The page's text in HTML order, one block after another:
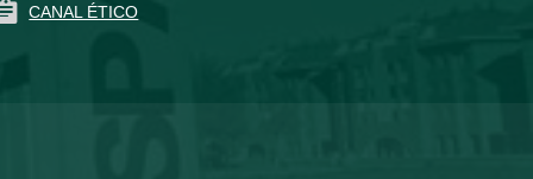
CANAL ÉTICO